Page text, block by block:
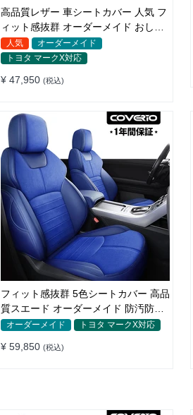
高品質レザー 車シートカバー 人気 フ
ィット感抜群 オーダーメイド おしゃ
れ 全席セット
人気
オーダーメイド
トヨタ マークX対応
¥ 47,950 (税込)
フィット感抜群 5色シートカバー 高品
質スエード オーダーメイド 防汚防水
耐久性
オーダーメイド トヨタ マークX対応
¥ 59,850 (税込)